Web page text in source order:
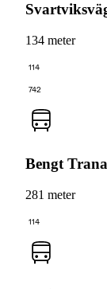
134 meter
114
742
Bengt
281 meter
114